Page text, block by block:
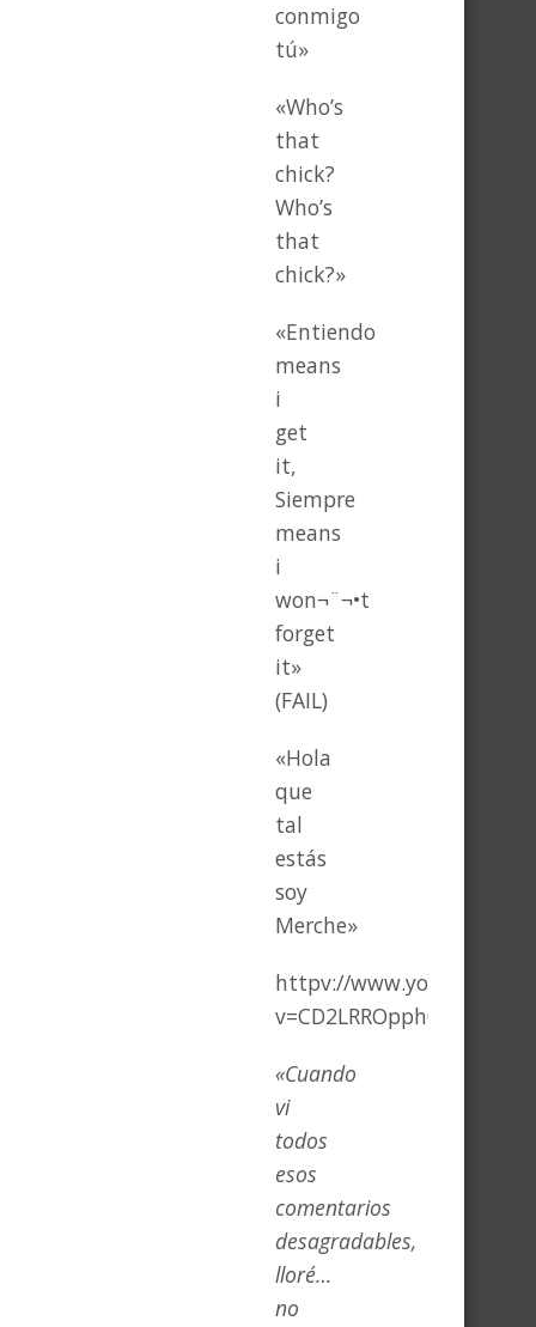
conmigo
tú»
«Who’s
that
chick?
Who’s
that
chick?»
«Entiendo
means
i
get
it,
Siempre
means
i
won¬¨¬•t
forget
it»
(FAIL)
«Hola
que
tal
estás
soy
Merche»
httpv://
v=CD2LRROpph0
«Cuando
vi
todos
esos
comentarios
desagradables,
lloré…
no